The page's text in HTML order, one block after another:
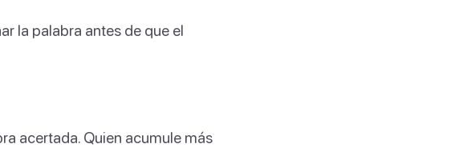
la palabra antes de que el
acertada. Quien acumule más